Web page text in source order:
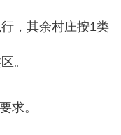
，其余村庄按1类
。
求。